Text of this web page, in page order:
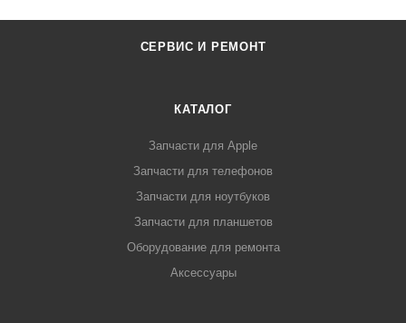
СЕРВИС И РЕМОНТ
КАТАЛОГ
Запчасти для Apple
Запчасти для телефонов
Запчасти для ноутбуков
Запчасти для планшетов
Оборудование для ремонта
Аксессуары